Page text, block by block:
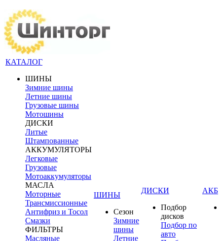
КАТАЛОГ
ШИНЫ
Зимние шины
Летние шины
Грузовые шины
Мотошины
ДИСКИ
Литые
Штампованные
АККУМУЛЯТОРЫ
Легковые
Грузовые
Мотоаккумуляторы
МАСЛА
Моторные
Трансмиссионные
Антифриз и Тосол
Смазки
ФИЛЬТРЫ
Масляные
ШИНЫ
Сезон
Зимние
шины
Летние
ДИСКИ
Подбор
дисков
Подбор по
авто
АКБ